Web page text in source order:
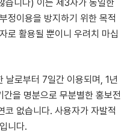
습니다) 이는 제3자가 동일한
정이용을 방지하기 위한 목적
로 활용될 뿐이니 우려치 마십
날로부터 7일간 이용되며, 1년
을 명분으로 무분별한 홍보전
코 없습니다. 사용자가 자발적
니다.